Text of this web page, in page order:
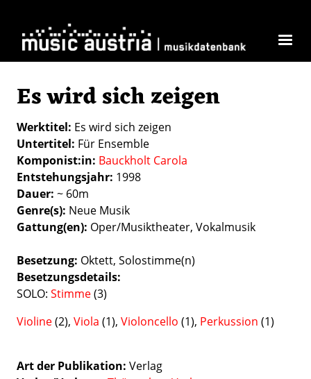
Es wird sich zeigen
Werktitel Es wird sich zeigen
Untertitel Für Ensemble
Komponist:in Bauckholt Carola
Entstehungsjahr 1998
Dauer ~ 60m
Genre(s) Neue Musik
Gattung(en) Oper/Musiktheater Vokalmusik
Besetzung Oktett Solostimme(n)
Besetzungsdetails
SOLO: Stimme(3)
Violine(2), Viola (1), Violoncello (1), Perkussion (1)
Art der Publikation Verlag